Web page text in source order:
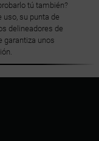
tú también?
uso, su punta de
delineadores de
garantiza unos